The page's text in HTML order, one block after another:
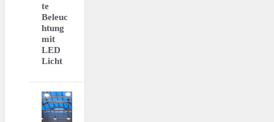
te
Beleuc
htung
mit
LED
Licht